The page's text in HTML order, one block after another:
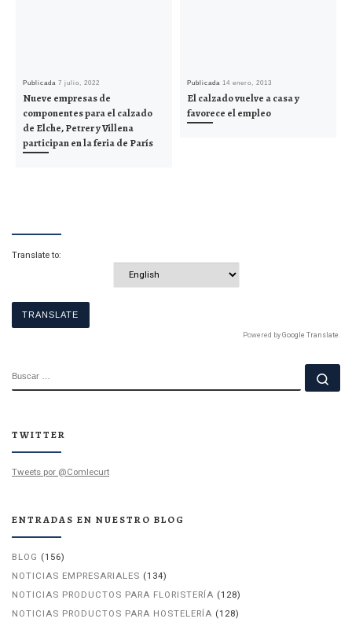
Publicada7 julio, 2022
Nueve empresas de
componentes para el calzado
de Elche, Petrer y Villena
participan en la feria de París
Publicada14 enero, 2013
El calzado vuelve a casa y
favorece el empleo
Translate to:
Powered by Google Translate
TWITTER
Tweets por @Comlecurt
ENTRADAS EN NUESTRO BLOG
BLOG (156)
NOTICIAS EMPRESARIALES (134)
NOTICIAS PRODUCTOS PARA FLORISTERÍA (128)
NOTICIAS PRODUCTOS PARA HOSTELERÍA (128)